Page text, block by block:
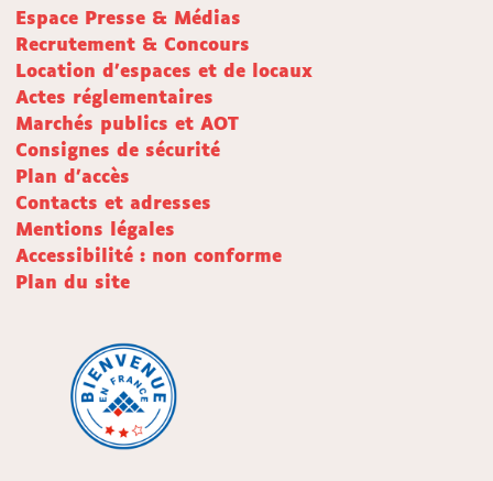
Espace Presse & Médias
Recrutement & Concours
Location d'espaces et de locaux
Actes réglementaires
Marchés publics et AOT
Consignes de sécurité
Plan d'accès
Contacts et adresses
Mentions légales
Accessibilité : non conforme
Plan du site